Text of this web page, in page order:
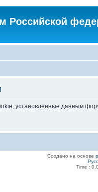
Российской
установленные данным
Создано на основе
Time :